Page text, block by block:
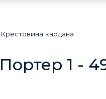
Крестовина кардана
1 -